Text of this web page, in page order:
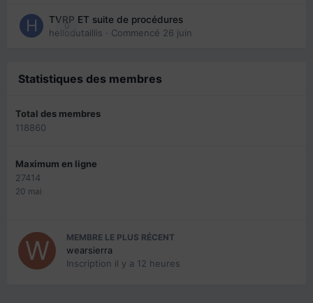
0
TVRP ET suite de procédures
hellodutaillis · Commencé 26 juin
Statistiques des membres
Total des membres
118860
Maximum en ligne
27414
20 mai
MEMBRE LE PLUS RÉCENT
wearsierra
Inscription il y a 12 heures